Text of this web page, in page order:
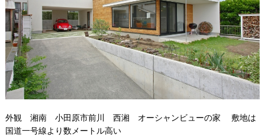
外観 湘南 小田原市前川 西湘 オーシャンビューの家 敷地は
国道一号線より数メートル高い